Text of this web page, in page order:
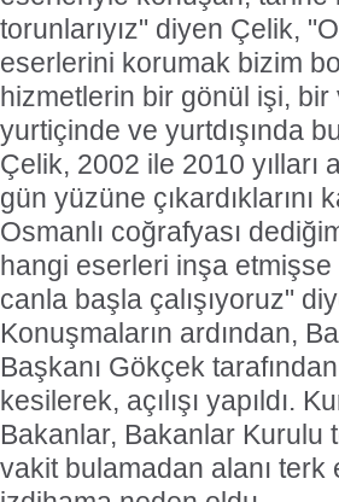
torunlarıyız" diyen Çelik,
eserlerini korumak bizim
hizmetlerin bir gönül işi,
yurtiçinde ve yurtdışında
Çelik, 2002 ile 2010
gün yüzüne
Osmanlı coğrafyası
hangi eserleri inşa etmişse
canla başla çalışıyoruz"
Konuşmaların ardından,
Başkanı Gökçek
kesilerek, açılışı yapıldı.
Bakanlar, Bakanlar Kurulu
vakit bulamadan alanı